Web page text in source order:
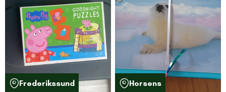
Frederikssund
Horsens